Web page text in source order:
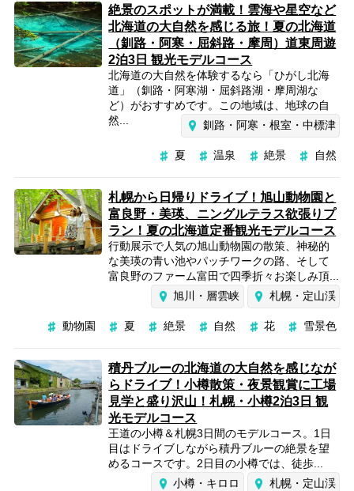
絶景のスポットが満載！雲海や星空など
北海道の大自然を感じる旅！夏の北海道
（釧路・阿寒・屈斜路・摩周）道東周遊
2泊3日 観光モデルコース
北海道の大自然を体験するなら「ひがし北海
道」（釧路・阿寒湖・屈斜路湖・摩周湖な
ど）がおすすめです。この地域は、地球の自
然...
釧路・阿寒・根室・中標津
夏 温泉 絶景 自然
札幌から日帰りドライブ！旭山動物園と
富良野・美瑛、ニングルテラス欲張りプ
ラン！夏の北海道定番観光モデルコース
行動展示で人気の旭山動物園の散策、神秘的
な美瑛の青い池やパッチワークの路、そして
富良野のファーム富田で四季折々お楽しみ頂...
旭川・層雲峡
札幌・定山渓
動物園 夏 絶景 自然 花 雪景色
積丹ブルーの北海道の大自然を感じなが
らドライブ！小樽散策・夜景観賞に工場
見学と盛り沢山！札幌・小樽2泊3日 観
光モデルコース
王道の小樽＆札幌3日間のモデルコース。1日
目はドライブしながら積丹ブルーの絶景を望
めるコースです。2日目の小樽では、徒歩...
小樽・キロロ
札幌・定山渓